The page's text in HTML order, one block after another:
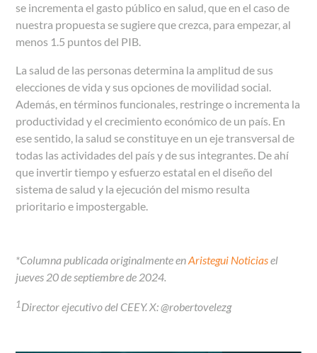
se incrementa el gasto público en salud, que en el caso de
nuestra propuesta se sugiere que crezca, para empezar, al
menos 1.5 puntos del PIB.
La salud de las personas determina la amplitud de sus
elecciones de vida y sus opciones de movilidad social.
Además, en términos funcionales, restringe o incrementa la
productividad y el crecimiento económico de un país. En
ese sentido, la salud se constituye en un eje transversal de
todas las actividades del país y de sus integrantes. De ahí
que invertir tiempo y esfuerzo estatal en el diseño del
sistema de salud y la ejecución del mismo resulta
prioritario e impostergable.
*Columna publicada originalmente enAristegui Noticiasel
jueves 20 de septiembre de 2024.
1Director ejecutivo del CEEY. X: @robertovelezg